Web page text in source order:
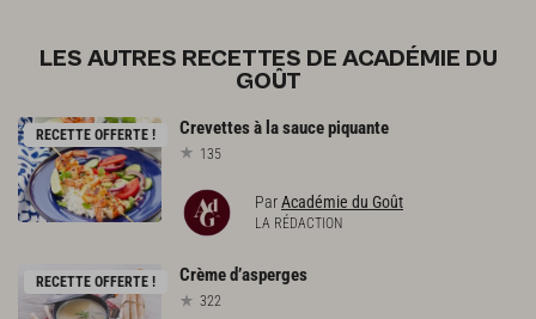
LES AUTRES RECETTES DE ACADÉMIE DU
GOÛT
RECETTE OFFERTE ! Crevettesà lasaucepiquante
135
ParAcadémie du Goût
LA RÉDACTION
RECETTE OFFERTE ! Crèmed’asperges
322